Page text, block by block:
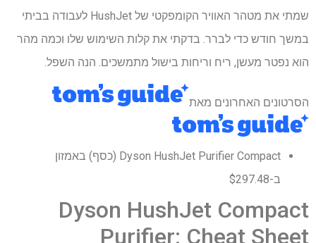
שמתי את מטהר האוויר הקומפקטי של HushJet לעבודה בביתי
במשך חודש כדי לברר. בדקתי את קלות השימוש שלו וכמה מהר
הוא נפטר מעשן, ריח וריחות בישול מתמשכים. הנה השפל.
הסרטונים האחרונים מאת
Dyson HushJet Purifier Compact (כסף) באמזון
ב-$297.48
Dyson HushJet Compact
Purifier: Cheat Sheet